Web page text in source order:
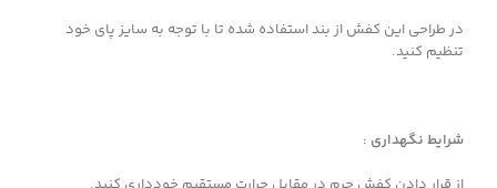
در طراحی این کفش از بند استفاده شده تا با توجه به سایز پای خود
تنظیم کنید.
شرایط نگهداری :